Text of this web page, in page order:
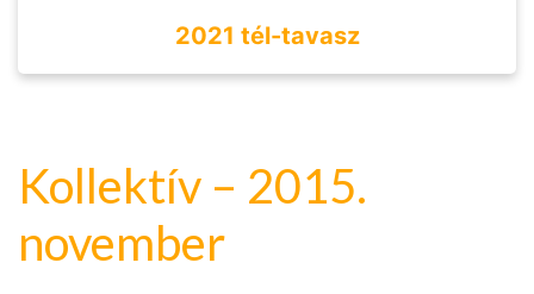
2021 tél-tavasz
Kollektív – 2015.
november